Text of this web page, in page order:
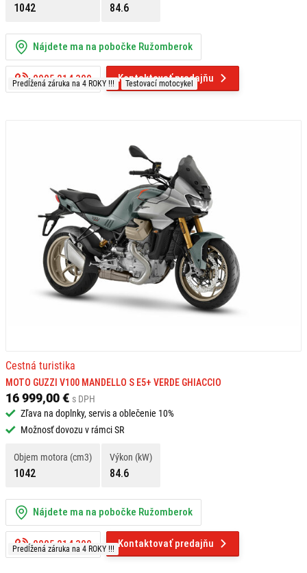
Predĺžená záruka na 4 ROKY !!! Testovací motocykel
1042 84.6
Nájdete ma na pobočke Ružomberok
0905 214 309 Kontaktovať predajňu
Predĺžená záruka na 4 ROKY !!!
Cestná turistika
MOTO GUZZI V100 MANDELLO S E5+ VERDE GHIACCIO
16 999,00 € s DPH
Zľava na doplnky, servis a oblečenie 10%
Možnosť dovozu v rámci SR
Objem motora (cm3)
1042
Výkon (kW)
84.6
Nájdete ma na pobočke Ružomberok
0905 214 309 Kontaktovať predajňu